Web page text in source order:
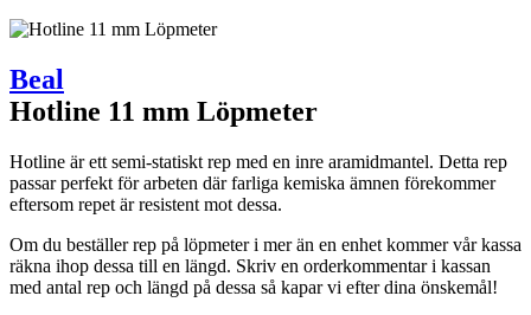
Beal
Hotline 11 mm Löpmeter
Hotline är ett semi-statiskt rep med en inre aramidmantel. Detta rep
passar perfekt för arbeten där farliga kemiska ämnen förekommer
eftersom repet är resistent mot dessa.
Om du beställer rep på löpmeter i mer än en enhet kommer vår kassa
räkna ihop dessa till en längd. Skriv en orderkommentar i kassan
med antal rep och längd på dessa så kapar vi efter dina önskemål!